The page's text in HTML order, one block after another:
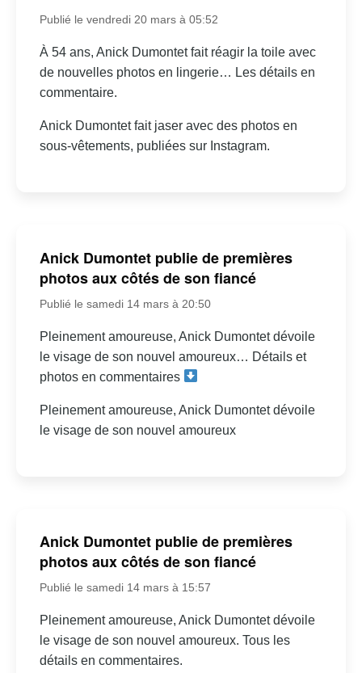
Publié le vendredi 20 mars à 05:52
À 54 ans, Anick Dumontet fait réagir la toile avec
de nouvelles photos en lingerie… Les détails en
commentaire.
Anick Dumontet fait jaser avec des photos en
sous-vêtements, publiées sur Instagram.
Anick Dumontet publie de premières
photos aux côtés de son fiancé
Publié le samedi 14 mars à 20:50
Pleinement amoureuse, Anick Dumontet dévoile
le visage de son nouvel amoureux… Détails et
photos en commentaires
Pleinement amoureuse, Anick Dumontet dévoile
le visage de son nouvel amoureux
Anick Dumontet publie de premières
photos aux côtés de son fiancé
Publié le samedi 14 mars à 15:57
Pleinement amoureuse, Anick Dumontet dévoile
le visage de son nouvel amoureux. Tous les
détails en commentaires.